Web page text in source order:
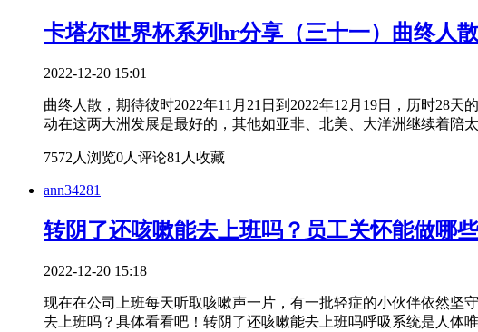
卡塔尔世界杯系列hr分享（三十一）曲终人
2022-12-20 15:01
曲终人散，期待彼时2022年11月21日到2022年12月19日，历时28
动在这两大洲发展是最好的，其他如亚非、北美、大洋洲继续着陪
7572人浏览0人评论81人收藏
ann34281
转阴了还咳嗽能去上班吗？员工关怀能做哪
2022-12-20 15:18
现在在公司上班每天听取咳嗽声一片，有一批轻症的小伙伴依然坚
去上班吗？具体看看吧！转阴了还咳嗽能去上班吗呼吸系统是人体